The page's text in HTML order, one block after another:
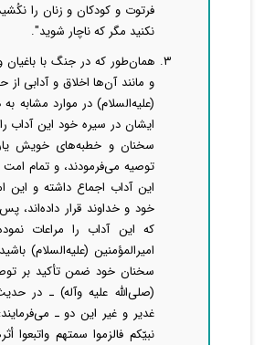
فرتوت و کودکان و زنان را
نکنید مگر که ناچار شوید".
۳. همان‌طور که در جنگ با
و مانند آن‌ها اخلاق و آدابی از
(علیه‌السلام) در موارد مشابه
ایشان در سیره خود این آداب
سخنان و خطبه‌های خویش
توصیه می‌فرمودند، و تمام امت
این آداب اجماع داشته و
خود و خداوند قرار داده‌اند،
که این آداب را مراعات
امیرالمؤمنین (علیه‌السلام)
سخنان خود ضمن تأکید بر
(صلی‌الله علیه وآله) ـ در
غدیر و غیر این دو ـ
نبیّکم فالزموا سمتهم واتبعوا